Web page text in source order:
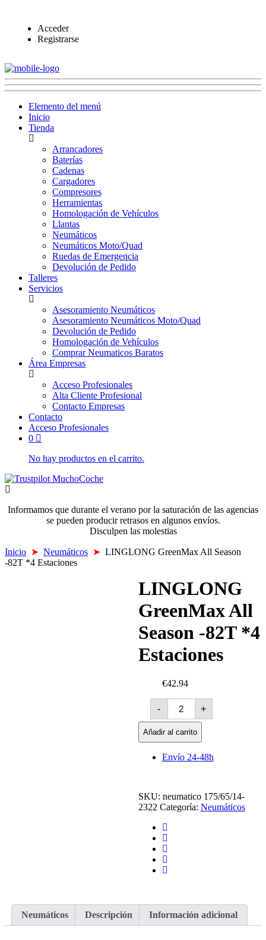
Acceder
Registrarse
Elemento del menú
Inicio
Tienda
Arrancadores
Baterías
Cadenas
Cargadores
Compresores
Herramientas
Homologación de Vehículos
Llantas
Neumáticos
Neumáticos Moto/Quad
Ruedas de Emergencia
Devolución de Pedido
Talleres
Servicios
Asesoramiento Neumáticos
Asesoramiento Neumáticos Moto/Quad
Devolución de Pedido
Homologación de Vehículos
Comprar Neumaticos Baratos
Área Empresas
Acceso Profesionales
Alta Cliente Profesional
Contacto Empresas
Contacto
Acceso Profesionales
0
No hay productos en el carrito.
Informamos que durante el verano por la saturación de las agencias
se pueden producir retrasos en algunos envíos.
Disculpen las molestias
Inicio ➤ Neumáticos ➤ LINGLONG GreenMax All Season
-82T *4 Estaciones
LINGLONG
GreenMax All
Season -82T *4
Estaciones
€42.94
-
LINGLONG
GreenMax
All
Season
-82T
Estaciones
+
Añadir al carrito
Envío 24-48h
SKU: neumatico 175/65/14-
2322 Categoría: Neumáticos
Neumáticos Descripción Información adicional